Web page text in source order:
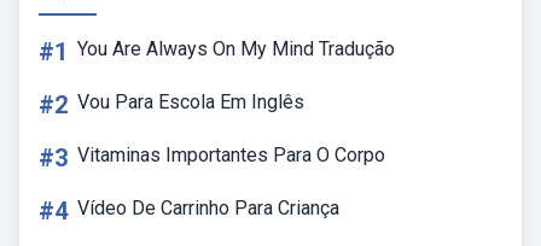
#1 You Are Always On My Mind Tradução
#2 Vou Para Escola Em Inglês
#3 Vitaminas Importantes Para O Corpo
#4 Vídeo De Carrinho Para Criança